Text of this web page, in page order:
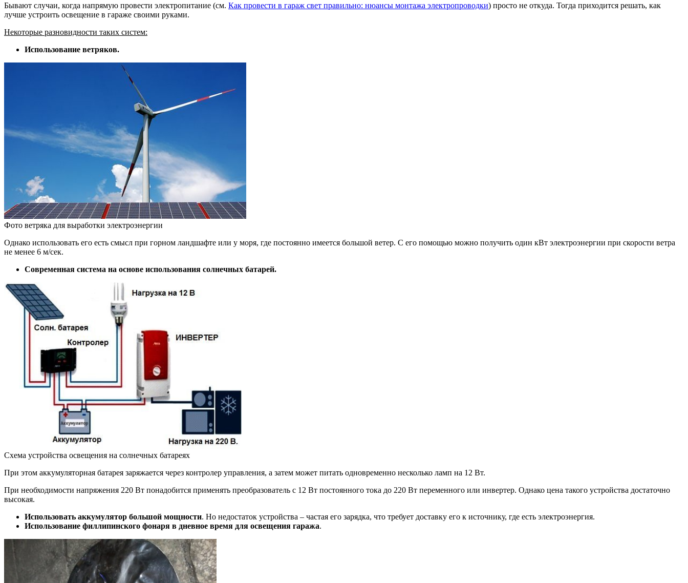
Бывают случаи, когда напрямую провести электропитание (см. Как провести в гараж свет правильно: нюансы монтажа электропроводки) просто не откуда. Тогда приходится решать, как
лучше устроить освещение в гараже своими руками.
Некоторые разновидности таких систем:
Использование ветряков.
Фото ветряка для выработки электроэнергии
Однако использовать его есть смысл при горном ландшафте или у моря, где постоянно имеется большой ветер. С его помощью можно получить один кВт электроэнергии при скорости ветра
не менее 6 м/сек.
Современная система на основе использования солнечных батарей.
Схема устройства освещения на солнечных батареях
При этом аккумуляторная батарея заряжается через контролер управления, а затем может питать одновременно несколько ламп на 12 Вт.
При необходимости напряжения 220 Вт понадобится применять преобразователь с 12 Вт постоянного тока до 220 Вт переменного или инвертер. Однако цена такого устройства достаточно
высокая.
Использовать аккумулятор большой мощности. Но недостаток устройства – частая его зарядка, что требует доставку его к источнику, где есть электроэнергия.
Использование филлипинского фонаря в дневное время для освещения гаража.